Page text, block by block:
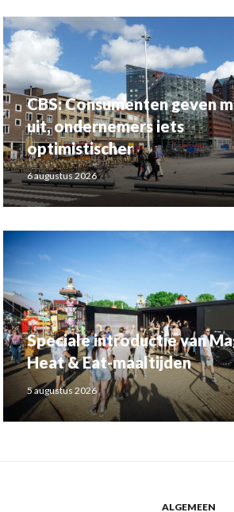
CBS: Consumenten geven
uit, ondernemers iets
optimistischer
6 augustus 2026
Speciale introductie van
Heat & Eat-maaltijden
5 augustus 2026
ALGEMEEN